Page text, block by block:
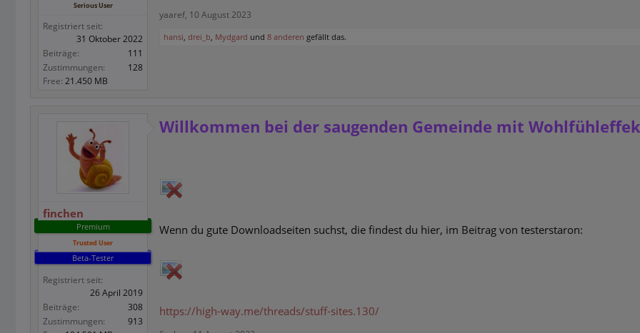
Serious User
Registriert seit:
31 Oktober 2022
Beiträge:
111
Zustimmungen:
128
Free: 21.450 MB
yaaref, 10 August 2023
hansi, drei_b, Mydgard und 8 anderen gefällt das.
finchen
Premium
Trusted User
Beta-Tester
Registriert seit:
26 April 2019
Beiträge:
308
Zustimmungen:
913
Willkommen bei der saugenden Gemeinde mit
Wenn du gute Downloadseiten suchst, die findest du hier, im Beitrag von testerstaron:
https://high-way.me/threads/stuff-sites.130/